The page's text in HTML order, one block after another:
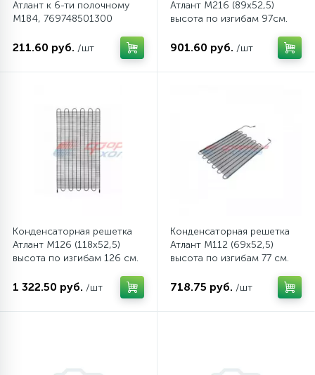
Шкивы барабана
12
Шланги слива
Щетки двигателя
Электронные модули
Атлант к 6-ти полочному
М184, 769748501300
211.60 руб. /шт
Атлант М216 (89х52,5)
высота по изгибам 97см.
901.60 руб. /шт
Конденсаторная решетка
Атлант М126 (118х52,5)
высота по изгибам 126 см.
1 322.50 руб. /шт
Конденсаторная решетка
Атлант М112 (69х52,5)
высота по изгибам 77 см.
718.75 руб. /шт